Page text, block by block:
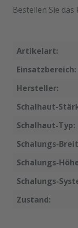
Bestellen Sie
Artikelart:
Einsatzbereich:
Hersteller:
Schalhaut-
Schalhaut-Typ:
Schalungs-
Schalungs-
Schalungs-
Zustand: